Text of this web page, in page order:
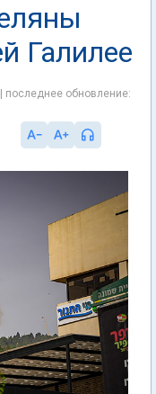
Галилее
последнее обновление: